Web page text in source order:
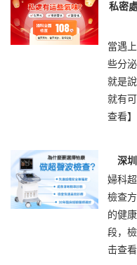
私密
當遇
些分
就是
就有
查看】
深
婦科
檢查
的健
段，
击查看